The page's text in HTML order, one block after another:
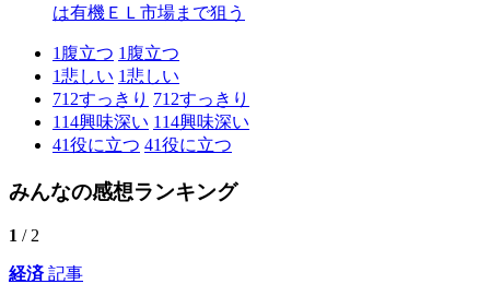
は有機ＥＬ市場まで狙う
1 腹立つ 1 腹立つ
1悲しい 1悲しい
712すっきり 712すっきり
114興味深い 114興味深い
41役に立つ 41役に立つ
みんなの感想ランキング
1 / 2
経済記事